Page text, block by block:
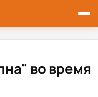
во время